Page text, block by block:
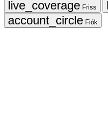
Friss
Fiók